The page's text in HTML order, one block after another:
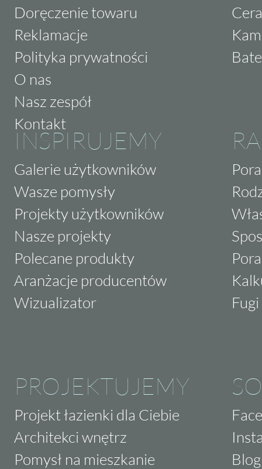
Doręczenie towaru
Reklamacje
Polityka prywatności
O nas
Nasz zespół
Kontakt
INSPIRUJEMY
Galerie użytkowników
Wasze pomysły
Projekty użytkowników
Nasze projekty
Polecane produkty
Aranżacje producentów
Wizualizator
PROJEKTUJEMY
Projekt łazienki dla Ciebie
Architekci wnętrz
Pomysł na mieszkanie
Blog